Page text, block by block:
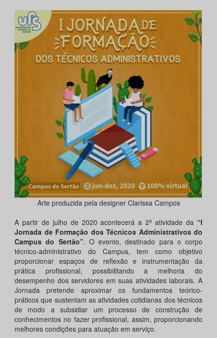
Arte produzida pela designer Clarissa Campos
A partir de julho de 2020 acontecerá a 2ª atividade da “I
Jornada de Formação dos Técnicos Administrativos do
Campus do Sertão”. O evento, destinado para o corpo
técnico-administrativo do Campus, tem como objetivo
proporcionar espaços de reflexão e instrumentação da
prática profissional, possibilitando a melhoria do
desempenho dos servidores em suas atividades laborais. A
Jornada pretende aproximar os fundamentos teórico-
práticos que sustentam as atividades cotidianas dos técnicos
de modo a subsidiar um processo de construção de
conhecimentos no fazer profissional, assim, proporcionando
melhores condições para atuação em serviço.